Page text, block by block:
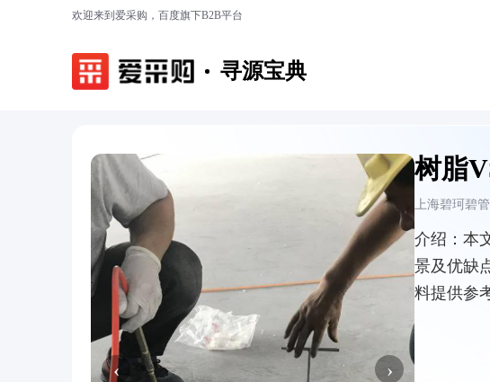
欢迎来到爱采购，百度旗下B2B平台
寻源宝典
‹ ›
树脂
上海碧珂碧
介绍： 本
景及优缺
料提供参